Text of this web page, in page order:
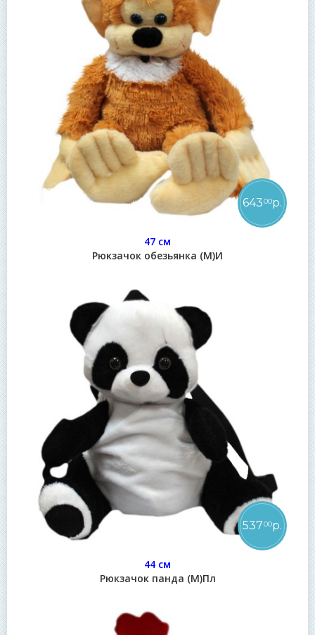
47 см
Рюкзачок обезьянка (М)И
64300р.
44 см
Рюкзачок панда (М)Пл
53700р.